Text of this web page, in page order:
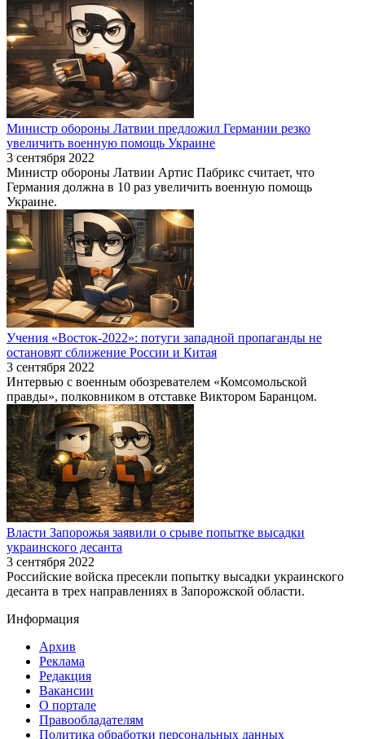
Министр обороны Латвии предложил Германии резко
увеличить военную помощь Украине
3 сентября 2022
Министр обороны Латвии Артис Пабрикс считает, что
Германия должна в 10 раз увеличить военную помощь
Украине.
Учения «Восток-2022»: потуги западной пропаганды не
остановят сближение России и Китая
3 сентября 2022
Интервью с военным обозревателем «Комсомольской
правды», полковником в отставке Виктором Баранцом.
Власти Запорожья заявили о срыве попытке высадки
украинского десанта
3 сентября 2022
Российские войска пресекли попытку высадки украинского
десанта в трех направлениях в Запорожской области.
Информация
Архив
Реклама
Редакция
Вакансии
О портале
Правообладателям
Политика обработки персональных данных